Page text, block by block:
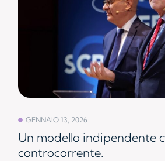
GENNAIO 13, 2026
Un modello indipendente
controcorrente.